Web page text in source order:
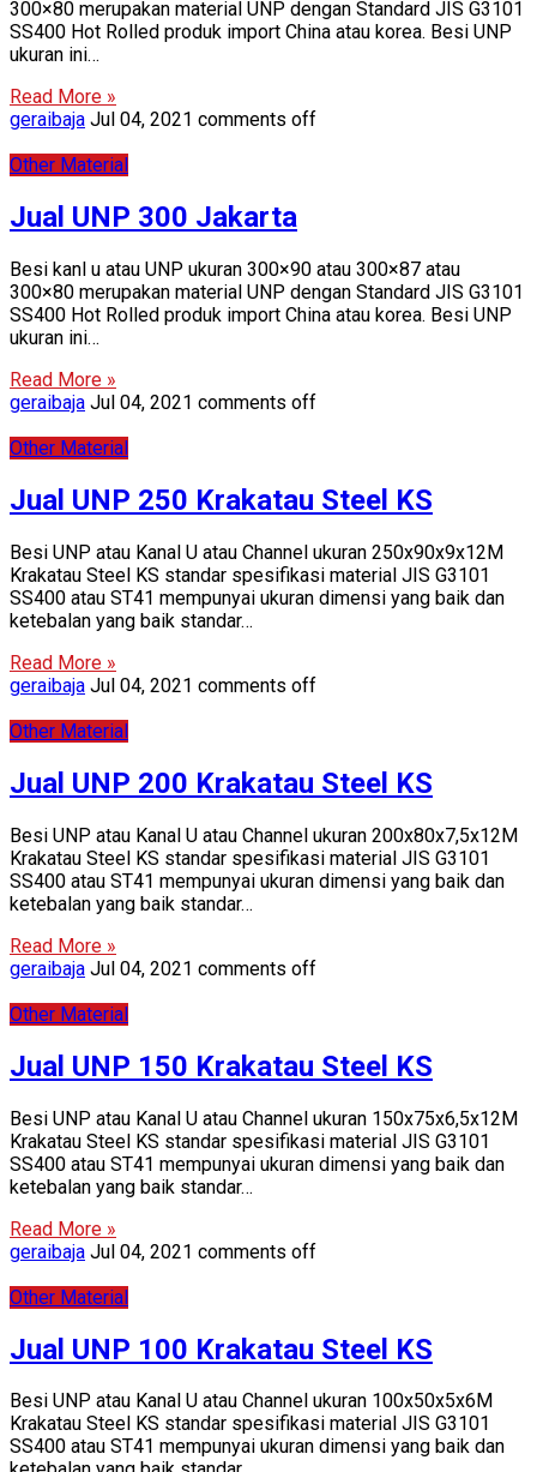
300×80 merupakan material UNP dengan Standard JIS G3101
SS400 Hot Rolled produk import China atau korea. Besi UNP
ukuran ini…
Read More »
geraibaja Jul 04, 2021 comments off
Other Material
Jual UNP 300 Jakarta
Besi kanl u atau UNP ukuran 300×90 atau 300×87 atau
300×80 merupakan material UNP dengan Standard JIS G3101
SS400 Hot Rolled produk import China atau korea. Besi UNP
ukuran ini…
Read More »
geraibaja Jul 04, 2021 comments off
Other Material
Jual UNP 250 Krakatau Steel KS
Besi UNP atau Kanal U atau Channel ukuran 250x90x9x12M
Krakatau Steel KS standar spesifikasi material JIS G3101
SS400 atau ST41 mempunyai ukuran dimensi yang baik dan
ketebalan yang baik standar…
Read More »
geraibaja Jul 04, 2021 comments off
Other Material
Jual UNP 200 Krakatau Steel KS
Besi UNP atau Kanal U atau Channel ukuran 200x80x7,5x12M
Krakatau Steel KS standar spesifikasi material JIS G3101
SS400 atau ST41 mempunyai ukuran dimensi yang baik dan
ketebalan yang baik standar…
Read More »
geraibaja Jul 04, 2021 comments off
Other Material
Jual UNP 150 Krakatau Steel KS
Besi UNP atau Kanal U atau Channel ukuran 150x75x6,5x12M
Krakatau Steel KS standar spesifikasi material JIS G3101
SS400 atau ST41 mempunyai ukuran dimensi yang baik dan
ketebalan yang baik standar…
Read More »
geraibaja Jul 04, 2021 comments off
Other Material
Jual UNP 100 Krakatau Steel KS
Besi UNP atau Kanal U atau Channel ukuran 100x50x5x6M
Krakatau Steel KS standar spesifikasi material JIS G3101
SS400 atau ST41 mempunyai ukuran dimensi yang baik dan